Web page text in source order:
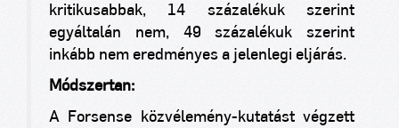
kritikusabbak, 14 százalékuk szerint
egyáltalán nem, 49 százalékuk szerint
inkább nem eredményes a jelenlegi eljárás.
Módszertan:
A Forsense közvélemény-kutatást végzett